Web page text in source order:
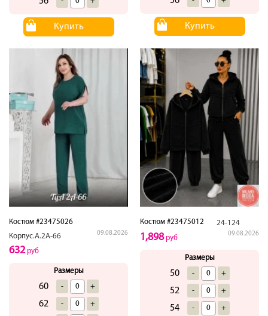
Купить Купить
Костюм #23475026
Корпус.А.2А-66
09.08.2026
632руб
Размеры
60 - +
62 - +
Костюм #23475012 24-124
09.08.2026
1,898руб
Размеры
50 - +
52 - +
54 - +